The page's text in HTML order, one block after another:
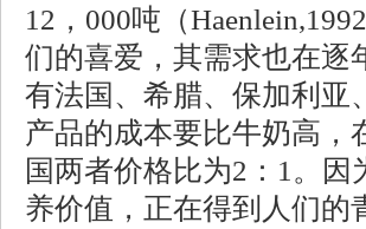
12，000吨（
们的喜爱，其需求也在逐
有法国、希腊、保加利亚
产品的成本要比牛奶高，
国两者价格比为2：1。
养价值，正在得到人们的